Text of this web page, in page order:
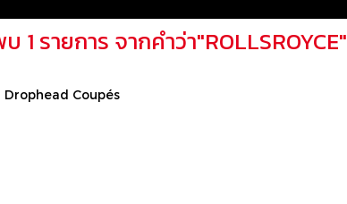
1 รายการ จากคำว่า"ROLLSROYCE"
Drophead Coupés